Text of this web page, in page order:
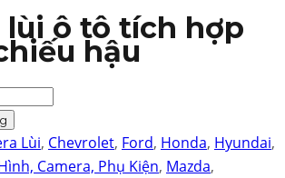
lùi ô tô tích hợp
hậu
Lùi, Chevrolet, Ford, Honda, Hyundai,
Camera, Phụ Kiện, Mazda,